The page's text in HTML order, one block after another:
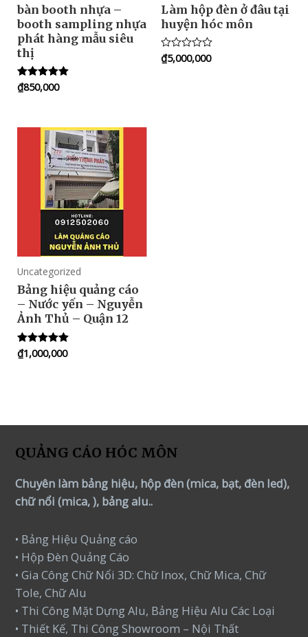
bàn booth nhựa –
booth sampling nhựa
phát hàng mẫu siêu
thị
Rated
5.00
₫850,000
Làm hộp đèn ở đâu tại
huyện hóc môn
Rated
0
₫5,000,000
Uncategorized
Bảng hiệu quảng cáo
– Nước yến – Nguyễn
Ảnh Thủ – Quận 12
Rated
5.00
₫1,000,000
QUẢNG CÁO HÓC MÔN
Chuyên làm bảng hiệu, hộp đèn (mica, bạt, đèn led),
chữ nổi (mica, ), bảng alu..
• Bảng Hiệu Quảng cáo
• Hộp Đèn Quảng Cáo
• Gia Công Chữ Nổi 3D: Chữ Inox, Chữ Mica, Chữ
Tole, Chữ Alu
• Thi Công Mặt Dựng Alu, Bảng Hiệu Alu Các Loại
• Thiết Kế, Thi Công Showroom – Nội Thất